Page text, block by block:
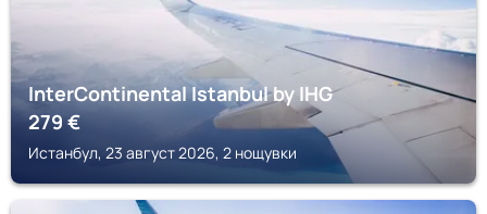
InterContinental Istanbul by IHG
279€
Истанбул, 23 август 2026, 2 нощувки